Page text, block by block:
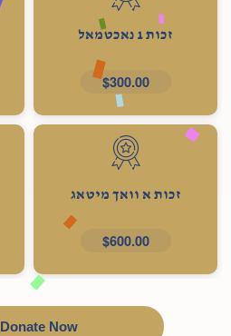
זכות 1 נאכטמאל
$300.00
זכות א וואך מיטאג
$600.00
Donate Now